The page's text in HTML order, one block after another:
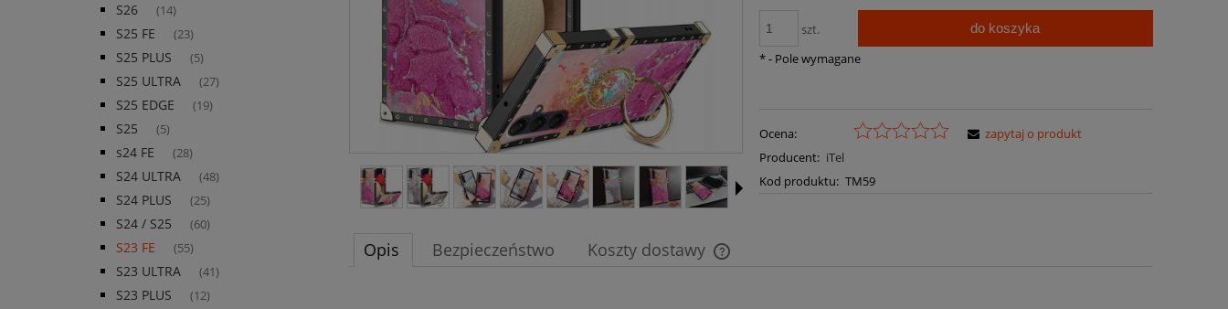
S26 (14)
S25 FE (23)
S25 PLUS (5)
S25 ULTRA (27)
S25 EDGE (19)
S25 (5)
s24 FE (28)
S24 ULTRA (48)
S24 PLUS (25)
S24 / S25 (60)
S23 FE (55)
S23 ULTRA (41)
S23 PLUS (12)
szt. do koszyka
*- Pole wymagane
Ocena:
Producent: iTel
Kod produktu: TM59
zapytaj o produkt
Opis Bezpieczeństwo Koszty dostawy